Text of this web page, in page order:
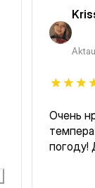
Aktau
Очень
погоду!